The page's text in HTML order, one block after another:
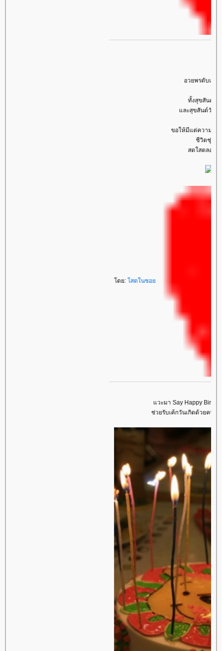
อวยพรดับเบิ้ลเลยค่ะ
ทั้งสุขสันต์วันเกิด
และสุขสันต์วันสงกรานต์
ขอให้มีแต่ความสุขความเจ
ชีวิตชุ่มฉ่ำ
สดใสตลอดไปค่ะ
โสดในซอย
แวะมา Say Happy Birthday!!!!!
ช่วยรับเค้กวันเกิดด้วยครับ เอาไป 2